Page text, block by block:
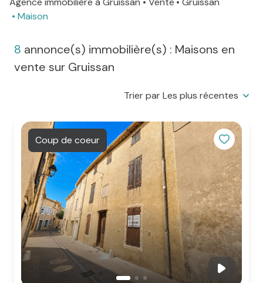
Contact
Maison
8 annonce(s) immobilière(s) : Maisons en
vente sur Gruissan
Trier par Les plus récentes
Coup de coeur